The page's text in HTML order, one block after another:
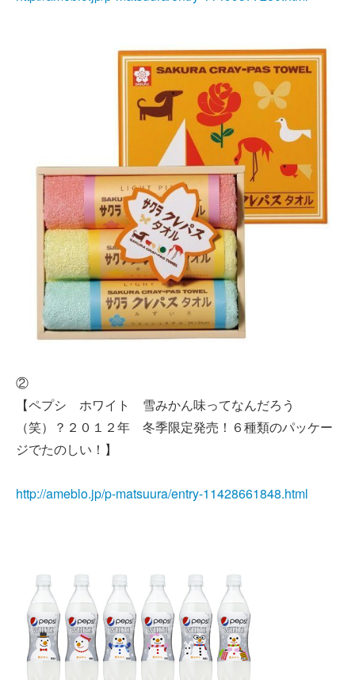
②
【ペプシ ホワイト 雪みかん味ってなんだろう
（笑）？２０１２年 冬季限定発売！６種類のパッケー
ジでたのしい！】
http://ameblo.jp/p-matsuura/entry-11428661848.html